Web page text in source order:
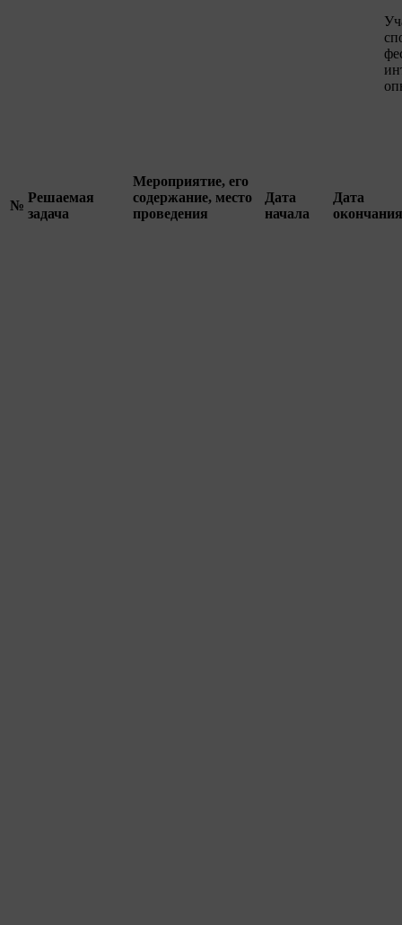
№
Решаемая
задача
Мероприятие, его
содержание, место
проведения
Дата
начала
Дата
окончания